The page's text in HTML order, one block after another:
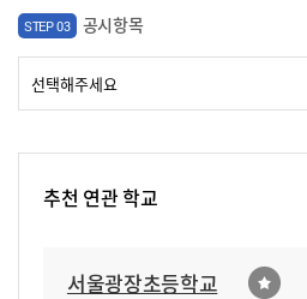
STEP 03 공시항목
추천 연관 학교
서울광장초등학교